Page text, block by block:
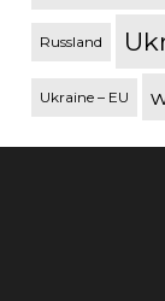
Russland
Ukraine – EU